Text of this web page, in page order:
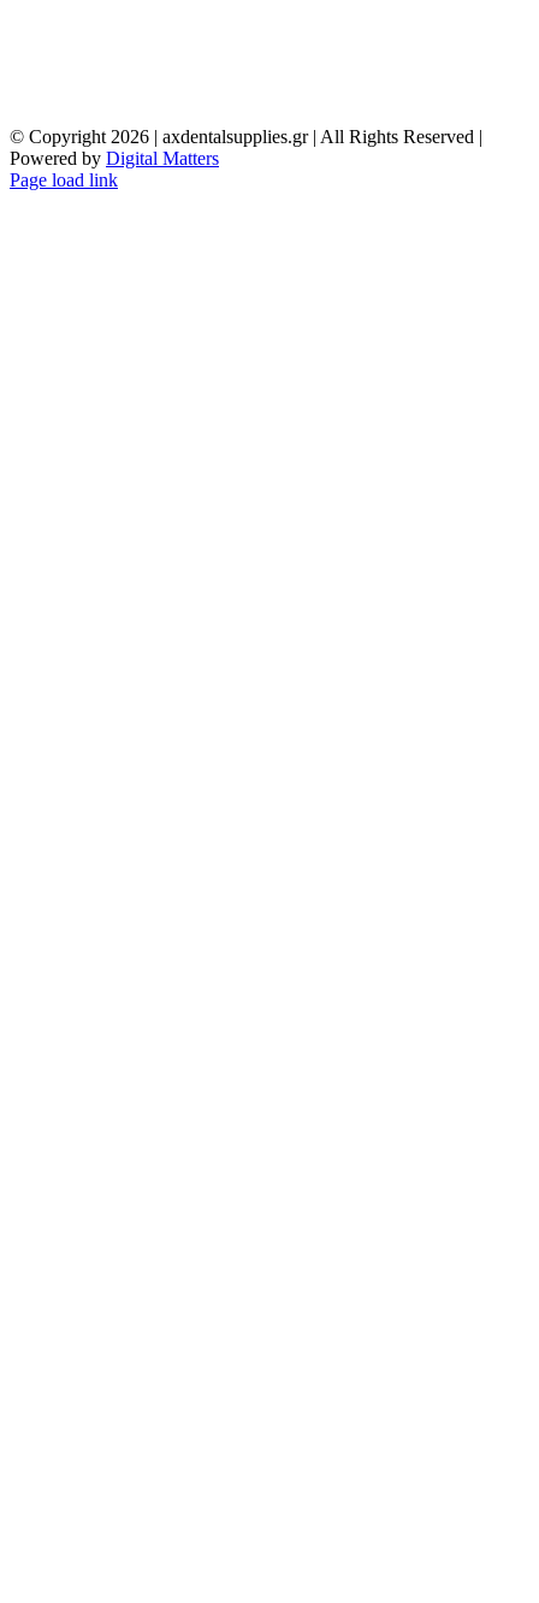
© Copyright 2026 | axdentalsupplies.gr | All Rights Reserved |
Powered by Digital Matters
Page load link